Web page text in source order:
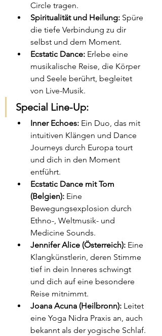
Circle tragen.​
Spiritualität und Heilung: Spüre
die tiefe Verbindung zu dir
selbst und dem Moment.​
Ecstatic Dance: Erlebe eine
musikalische Reise, die Körper
und Seele berührt, begleitet
von Live-Musik.​
Special Line-Up:
Inner Echoes: Ein Duo, das mit
intuitiven Klängen und Dance
Journeys durch Europa tourt
und dich in den Moment
entführt.​
Ecstatic Dance mit Tom
(Belgien): Eine
Bewegungsexplosion durch
Ethno-, Weltmusik- und
Medicine Sounds.​
Jennifer Alice (Österreich): Eine
Klangkünstlerin, deren Stimme
tief in dein Inneres schwingt
und dich auf eine besondere
Reise mitnimmt.​
Joana Acuna (Heilbronn): Leitet
eine Yoga Nidra Praxis an, auch
bekannt als der yogische Schlaf.​